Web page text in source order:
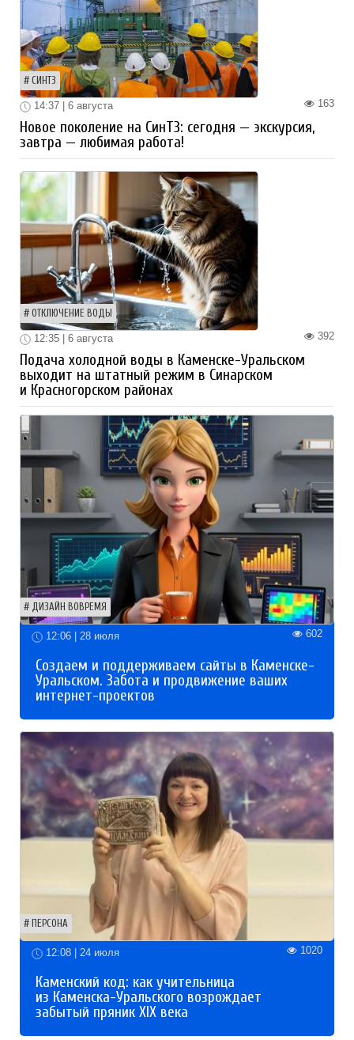
СИНТЗ
163
14:37 | 6 августа
Новое поколение на СинТЗ: сегодня — экскурсия,
завтра — любимая работа!
ОТКЛЮЧЕНИЕ ВОДЫ
392
12:35 | 6 августа
Подача холодной воды в Каменске-Уральском
выходит на штатный режим в Синарском
и Красногорском районах
ДИЗАЙН ВОВРЕМЯ
12:06 | 28 июля 602
Создаем и поддерживаем сайты в Каменске-
Уральском. Забота и продвижение ваших
интернет-проектов
ПЕРСОНА
12:08 | 24 июля 1020
Каменский код: как учительница
из Каменска-Уральского возрождает
забытый пряник XIX века